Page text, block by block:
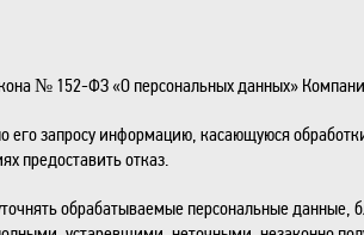
№ 152-ФЗ «О персональных данных»
его запросу информацию, касающуюся
предоставить отказ.
обрабатываемые персональные данные,